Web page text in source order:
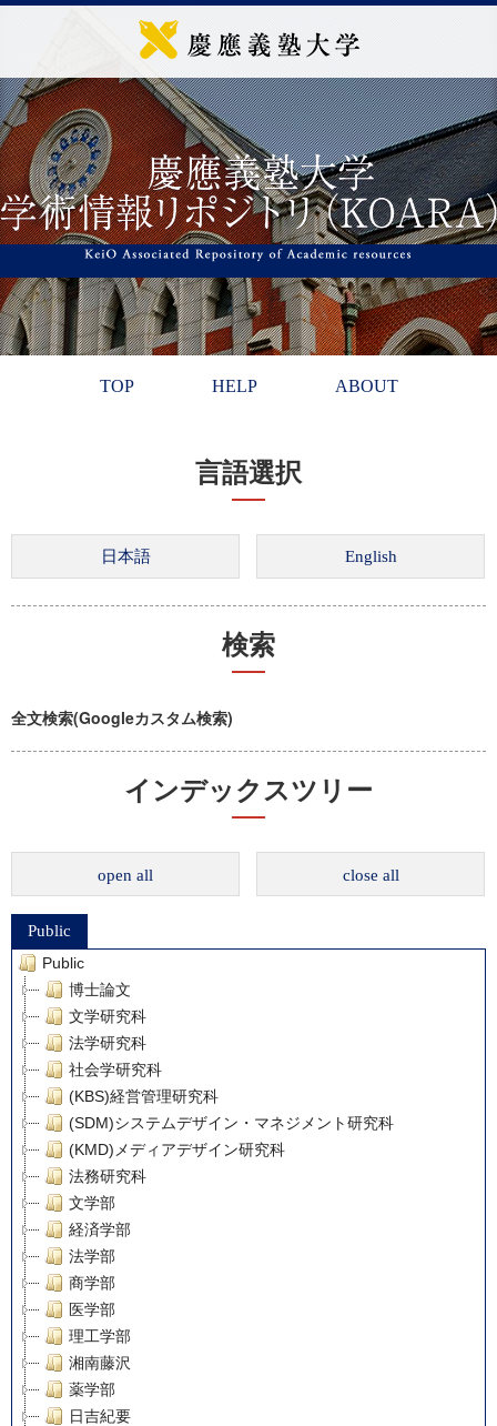
TOP HELP ABOUT
言語選択
検索
全文検索(Googleカスタム検索)
インデックスツリー
open all close all
Public
Public
博士論文
文学研究科
法学研究科
社会学研究科
(KBS)経営管理研究科
(SDM)システムデザイン・マネジメント研究科
(KMD)メディアデザイン研究科
法務研究科
文学部
経済学部
法学部
商学部
医学部
理工学部
湘南藤沢
薬学部
日吉紀要